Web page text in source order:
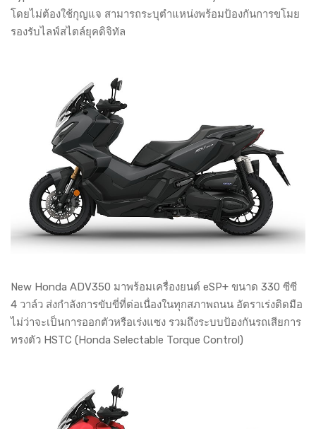
โดยไม่ต้องใช้กุญแจ สามารถระบุตำแหน่งพร้อมป้องกันการขโมย
รองรับไลฟ์สไตล์ยุคดิจิทัล
New Honda ADV350 มาพร้อมเครื่องยนต์ eSP+ ขนาด 330 ซีซี
4 วาล์ว ส่งกำลังการขับขี่ที่ต่อเนื่องในทุกสภาพถนน อัตราเร่งติดมือ
ไม่ว่าจะเป็นการออกตัวหรือเร่งแซง รวมถึงระบบป้องกันรถเสียการ
ทรงตัว HSTC (Honda Selectable Torque Control)